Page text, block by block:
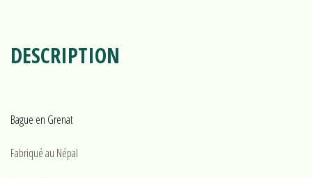
DESCRIPTION
Bague en Grenat
Fabriqué au Népal